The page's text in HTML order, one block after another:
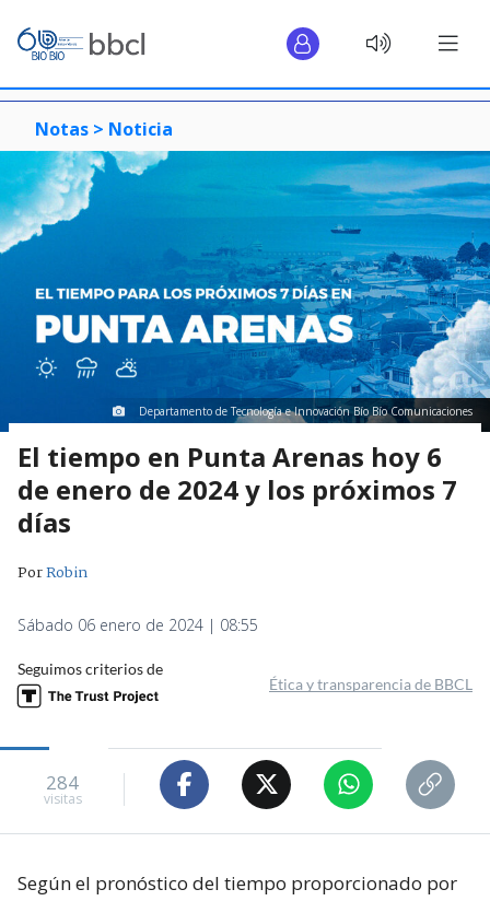
Notas > Noticia
Departamento de Tecnología e Innovación Bío Bío Comunicaciones
El tiempo en Punta Arenas hoy 6
de enero de 2024 y los próximos 7
días
PorRobin
Sábado 06 enero de 2024 | 08:55
Seguimos criterios de
Ética y transparencia de BBCL
284
visitas
Según el pronóstico del tiempo proporcionado por